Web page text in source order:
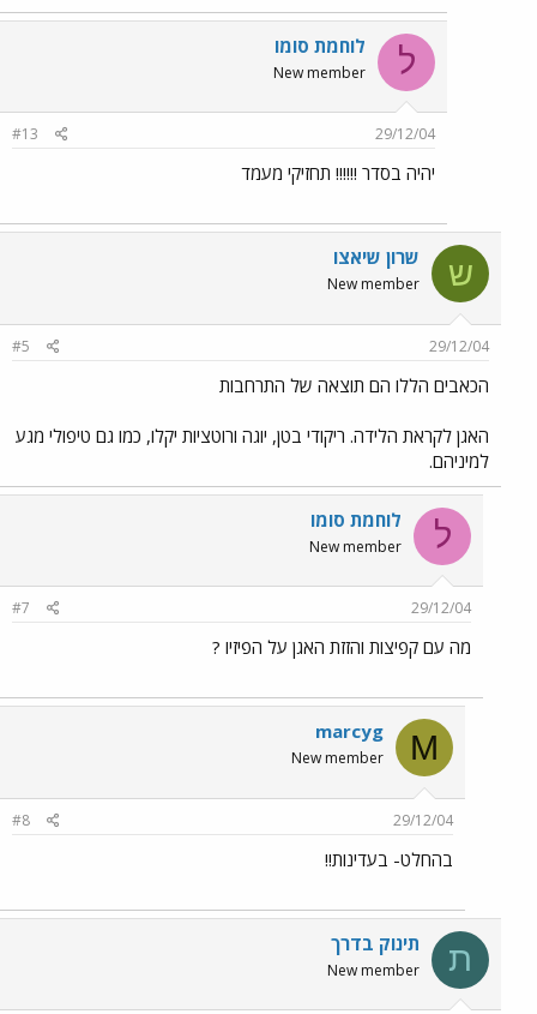
ל לוחמת סומו
New member
29/12/04
#13
יהיה בסדר !!!!!! תחזיקי מעמד
ש שרון שיאצו
New member
29/12/04
#5
הכאבים הללו הם תוצאה של התרחבות
האגן לקראת הלידה. ריקודי בטן, יוגה ורוטציות יקלו, כמו גם טיפולי מגע
למיניהם.
ל לוחמת סומו
New member
29/12/04
#7
מה עם קפיצות והזזת האגן על הפיזיו ?
M
marcyg
New member
29/12/04
#8
בהחלט- בעדינות!!
ת תינוק בדרך
New member